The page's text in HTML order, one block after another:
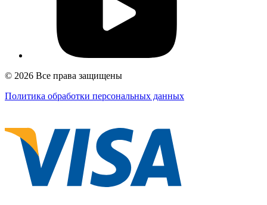
© 2026 Все права защищены
Политика обработки персональных данных